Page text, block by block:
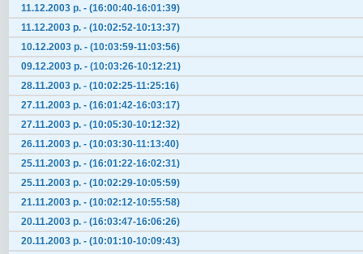
11.12.2003 р. - (16:00:40-16:01:39)
11.12.2003 р. - (10:02:52-10:13:37)
10.12.2003 р. - (10:03:59-11:03:56)
09.12.2003 р. - (10:03:26-10:12:21)
28.11.2003 р. - (10:02:25-11:25:16)
27.11.2003 р. - (16:01:42-16:03:17)
27.11.2003 р. - (10:05:30-10:12:32)
26.11.2003 р. - (10:03:30-11:13:40)
25.11.2003 р. - (16:01:22-16:02:31)
25.11.2003 р. - (10:02:29-10:05:59)
21.11.2003 р. - (10:02:12-10:55:58)
20.11.2003 р. - (16:03:47-16:06:26)
20.11.2003 р. - (10:01:10-10:09:43)